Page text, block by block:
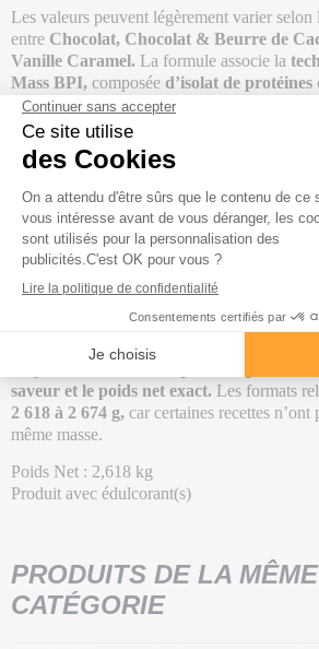
Les valeurs peuvent légèrement varier selon
entre Chocolat, Chocolat & Beurre de
Vanille Caramel. La formule associe la
Mass BPI, composée d’isolat de
de L-glutamine et de BCAA, à la
Cette dernière repose notamment sur de la
micronisée, du maïs cireux micronisé et
également des ingrédients comme le
hydroxyisoleucine, le D-pinitol et
Carnivor Mass fournit ainsi un mélange
masse, avec un rapportglucides-protéines
ayant un métabolisme rapide, un appétit
augmenter leur poids avec les seuls repas
quatorze portions
saveur et le poids net exact. Les formats
2 618 à 2 674 g, car certaines recettes n’ont
même masse.
Poids Net : 2,618 kg
Produit avec édulcorant(s)
PRODUITS DE LA MÊME
CATÉGORIE